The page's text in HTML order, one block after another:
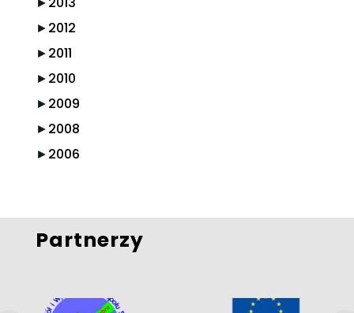
►2012
►2011
►2010
►2009
►2008
►2006
Partnerzy